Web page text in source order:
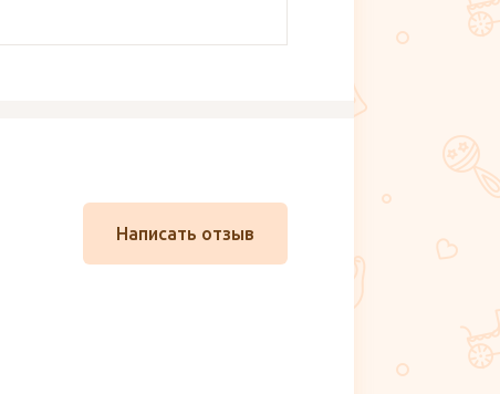
Написать отзыв